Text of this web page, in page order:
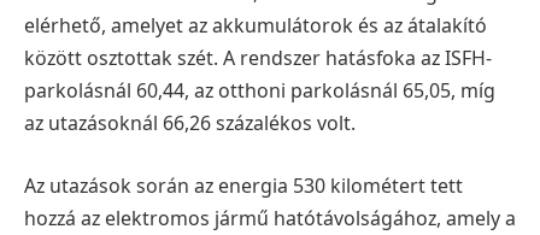
elérhető, amelyet az akkumulátorok és az átalakító
között osztottak szét. A rendszer hatásfoka az ISFH-
parkolásnál 60,44, az otthoni parkolásnál 65,05, míg
az utazásoknál 66,26 százalékos volt.
Az utazások során az energia 530 kilométert tett
hozzá az elektromos jármű hatótávolságához, amely a